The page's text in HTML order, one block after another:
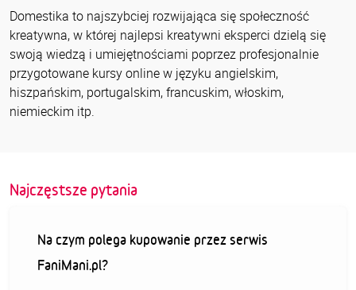
Domestika to najszybciej rozwijająca się społeczność
kreatywna, w której najlepsi kreatywni eksperci dzielą się
swoją wiedzą i umiejętnościami poprzez profesjonalnie
przygotowane kursy online w języku angielskim,
hiszpańskim, portugalskim, francuskim, włoskim,
niemieckim itp.
Najczęstsze pytania
Na czym polega kupowanie przez serwis
FaniMani.pl?